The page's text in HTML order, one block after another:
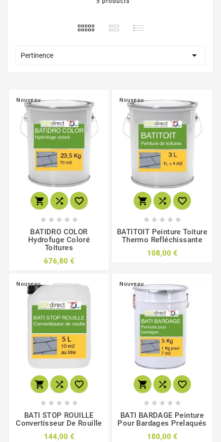
Pertinence 
Nouveau
  
    
BATIDRO COLOR
Hydrofuge Coloré
Toitures
676,80 €
Nouveau
  
    
BATITOIT Peinture Toiture
Thermo Refléchissante
108,00 €
Nouveau
  
    
BATI STOP ROUILLE
Convertisseur De Rouille
144,00 €
Nouveau
  
    
BATI BARDAGE Peinture
Pour Bardages Prelaqués
180,00 €